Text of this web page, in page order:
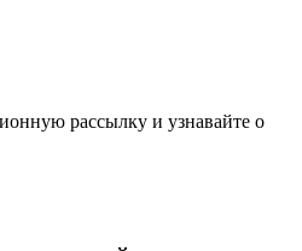
рассылку и узнавайте о